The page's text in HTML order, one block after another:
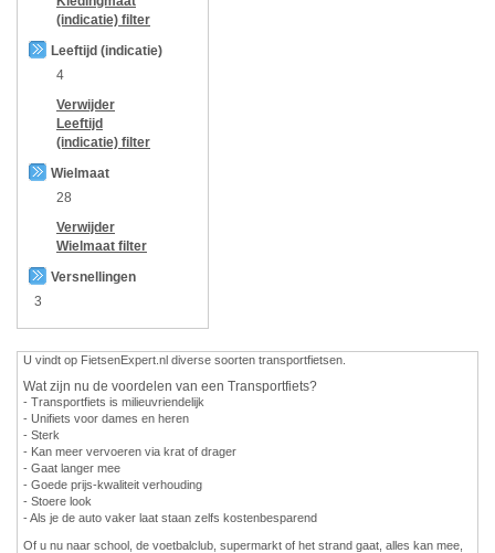
(indicatie) filter
Leeftijd (indicatie)
4
Verwijder
Leeftijd
(indicatie) filter
Wielmaat
28
Verwijder
Wielmaat filter
Versnellingen
3
U vindt op FietsenExpert.nl diverse soorten transportfietsen.
Wat zijn nu de voordelen van een Transportfiets?
- Transportfiets is milieuvriendelijk
- Unifiets voor dames en heren
- Sterk
- Kan meer vervoeren via krat of drager
- Gaat langer mee
- Goede prijs-kwaliteit verhouding
- Stoere look
- Als je de auto vaker laat staan zelfs kostenbesparend
Of u nu naar school, de voetbalclub, supermarkt of het strand gaat, alles kan mee,